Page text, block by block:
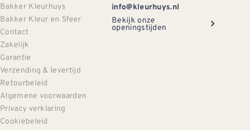
Bakker Kleurhuys
Bakker Kleur en Sfeer
Contact
Zakelijk
Garantie
Verzending & levertijd
Retourbeleid
Algemene voorwaarden
Privacy verklaring
Cookiebeleid
info@kleurhuys.nl
Bekijk onze
openingstijden